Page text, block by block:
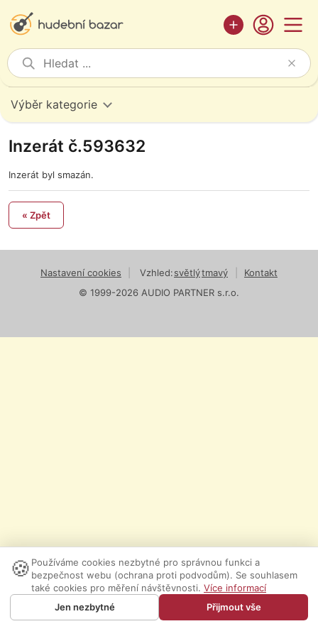
Výběr kategorie
Inzerát č.593632
Inzerát byl smazán.
« Zpět
Nastavení cookies Vzhled:světlýtmavý
Kontakt
© 1999-2026 AUDIO PARTNER s.r.o.
🍪 Používáme cookies nezbytné pro správnou funkci a
bezpečnost webu (ochrana proti podvodům). Se souhlasem
také cookies pro měření návštěvnosti. Více informací
Jen nezbytné
Přijmout vše